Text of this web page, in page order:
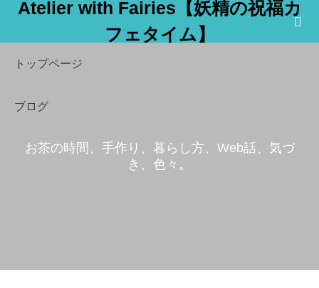
Atelier with Fairies【妖精の祝福カ
フェタイム】
トップページ
ブログ
お茶の時間、手作り、暮らし方、Web話、気づ
き、色々。